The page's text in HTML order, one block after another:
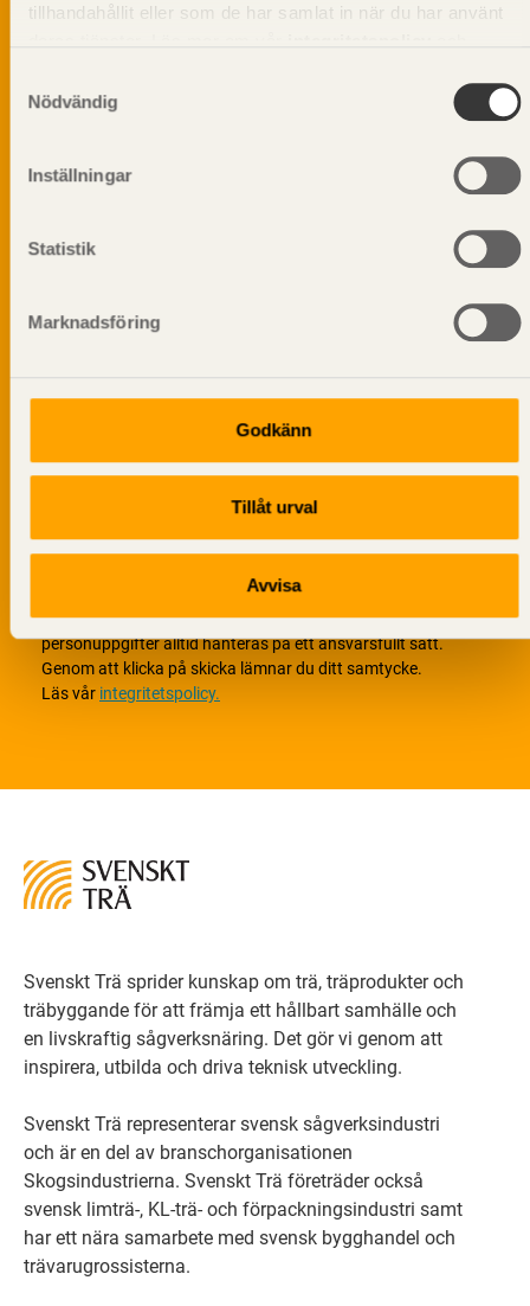
tillhandahållit eller som de har samlat in när du har använt
Nödvändig
Inställningar
Statistik
Marknadsföring
Godkänn
Tillåt urval
Avvisa
Vi värnar om personlig integritet vilket innebär att dina
personuppgifter alltid hanteras på ett ansvarsfullt sätt.
Genom att klicka på skicka lämnar du ditt samtycke.
Läs vår integritetspolicy.
Svenskt Trä sprider kunskap om trä, träprodukter och
träbyggande för att främja ett hållbart samhälle och
en livskraftig sågverksnäring. Det gör vi genom att
inspirera, utbilda och driva teknisk utveckling.
Svenskt Trä representerar svensk sågverksindustri
och är en del av branschorganisationen
Skogsindustrierna. Svenskt Trä företräder också
svensk limträ-, KL-trä- och förpackningsindustri samt
har ett nära samarbete med svensk bygghandel och
trävarugrossisterna.